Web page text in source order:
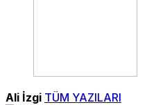
Ali İzgi TÜM YAZILARI